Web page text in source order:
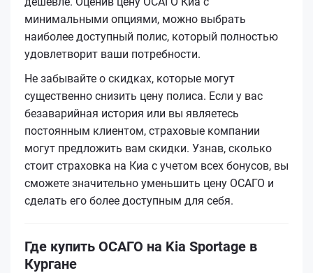
минимальными опциями, можно выбрать
наиболее доступный полис, который полностью
удовлетворит ваши потребности.
Не забывайте о скидках, которые могут
существенно снизить цену полиса. Если у вас
безаварийная история или вы являетесь
постоянным клиентом, страховые компании
могут предложить вам скидки. Узнав, сколько
стоит страховка на Киа с учетом всех бонусов, вы
сможете значительно уменьшить цену ОСАГО и
сделать его более доступным для себя.
Где купить ОСАГО на Kia Sportage в
Кургане